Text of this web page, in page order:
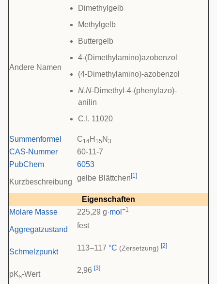
Andere Namen
Dimethylgelb
Methylgelb
Buttergelb
4-(Dimethylamino)azobenzol
(4-Dimethylamino)-azobenzol
N,N-Dimethyl-4-(phenylazo)-
anilin
C.I. 11020
Summenformel C14H 15 N 3
CAS-Nummer
60-11-7
PubChem
6053
Kurzbeschreibung gelbe Blättchen [1]
Eigenschaften
Molare Masse
225,29 g·mol −1
Aggregatzustand fest
Schmelzpunkt 113–117 °C (Zersetzung) [2]
pKs-Wert 2,96 [3]